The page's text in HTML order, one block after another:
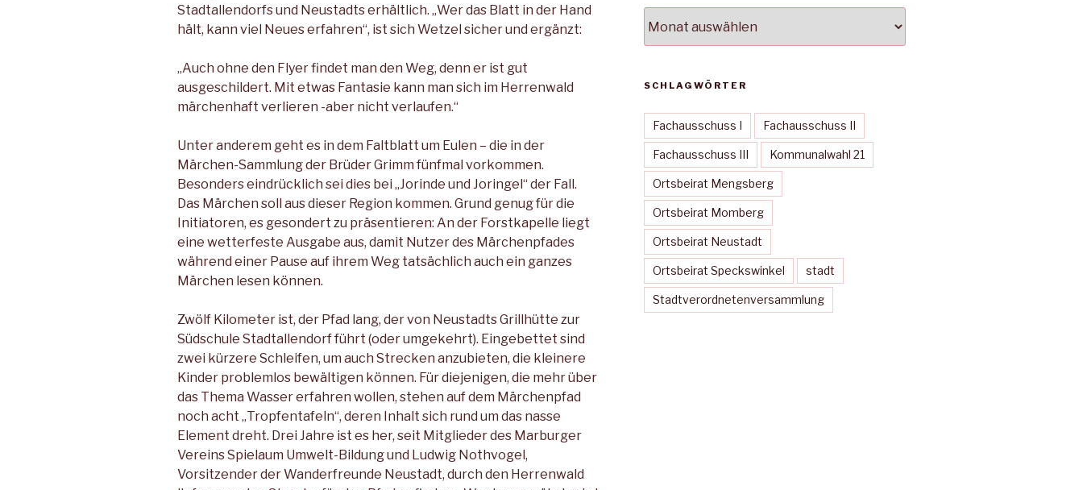
Stadtallendorfs und Neustadts erhältlich. „Wer das Blatt in der Hand
hält, kann viel Neues erfahren“, ist sich Wetzel sicher und ergänzt:
„Auch ohne den Flyer findet man den Weg, denn er ist gut
ausgeschildert. Mit etwas Fantasie kann man sich im Herrenwald
märchenhaft verlieren -aber nicht verlaufen.“
Unter anderem geht es in dem Faltblatt um Eulen – die in der
Märchen-Sammlung der Brüder Grimm fünfmal vorkommen.
Besonders eindrücklich sei dies bei „Jorinde und Joringel“ der Fall.
Das Märchen soll aus dieser Region kommen. Grund genug für die
Initiatoren, es gesondert zu präsentieren: An der Forstkapelle liegt
eine wetterfeste Ausgabe aus, damit Nutzer des Märchenpfades
während einer Pause auf ihrem Weg tatsächlich auch ein ganzes
Märchen lesen können.
Zwölf Kilometer ist, der Pfad lang, der von Neustadts Grillhütte zur
Südschule Stadtallendorf führt (oder umgekehrt). Eingebettet sind
zwei kürzere Schleifen, um auch Strecken anzubieten, die kleinere
Kinder problemlos bewältigen können. Für diejenigen, die mehr über
das Thema Wasser erfahren wollen, stehen auf dem Märchenpfad
noch acht „Tropfentafeln“, deren Inhalt sich rund um das nasse
Element dreht. Drei Jahre ist es her, seit Mitglieder des Marburger
Vereins Spielaum Umwelt-Bildung und Ludwig Nothvogel,
Vorsitzender der Wanderfreunde Neustadt, durch den Herrenwald
SCHLAGWÖRTER
Fachausschuss I Fachausschuss II
Fachausschuss III Kommunalwahl 21
Ortsbeirat Mengsberg
Ortsbeirat Momberg
Ortsbeirat Neustadt
Ortsbeirat Speckswinkel stadt
Stadtverordnetenversammlung